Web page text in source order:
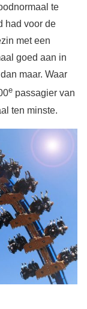
te
had voor de
met een
goed aan in
maar. Waar
e passagier van
ten minste.